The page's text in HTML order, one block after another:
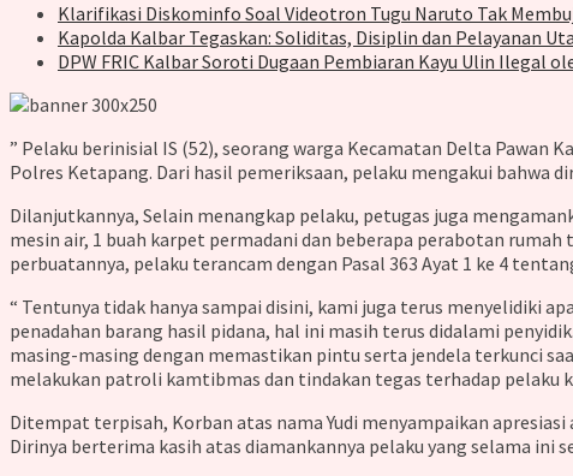
Klarifikasi Diskominfo Soal Videotron Tugu Naruto Tak
Kapolda Kalbar Tegaskan: Soliditas, Disiplin dan Pelayanan
DPW FRIC Kalbar Soroti Dugaan Pembiaran Kayu Ulin Ilegal
” Pelaku berinisial IS (52), seorang warga Kecamatan Delta
Polres Ketapang. Dari hasil pemeriksaan, pelaku mengakui bahwa
Dilanjutkannya, Selain menangkap pelaku, petugas juga
mesin air, 1 buah karpet permadani dan beberapa perabotan
perbuatannya, pelaku terancam dengan Pasal 363 Ayat 1 ke 4
“ Tentunya tidak hanya sampai disini, kami juga terus menyelidiki
penadahan barang hasil pidana, hal ini masih terus didalami
masing-masing dengan memastikan pintu serta jendela terkunci
melakukan patroli kamtibmas dan tindakan tegas terhadap pelaku
Ditempat terpisah, Korban atas nama Yudi menyampaikan
Dirinya berterima kasih atas diamankannya pelaku yang selama ini